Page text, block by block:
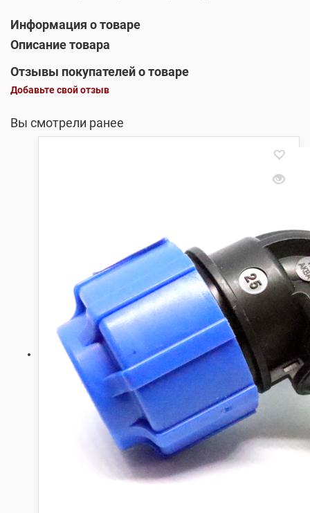
Информация о товаре
Описание товара
Отзывы покупателей о товаре
Добавьте свой отзыв
Вы смотрели ранее